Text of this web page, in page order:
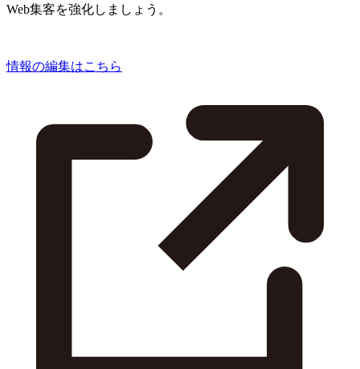
Web集客を強化しましょう。
情報の編集はこちら